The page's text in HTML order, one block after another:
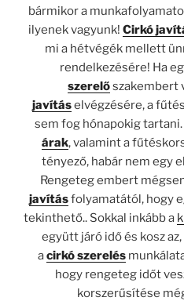
bármikor a
ilyenek vagyunk! Cirkó
mi a hétvégék mellett
rendelkezésére! Ha
szerelőszakembert
javításelvégzésére, a
sem fog hónapokig tartani.
árak, valamint a
tényező, habár nem egy
Rengeteg embert
javításfolyamatától, hogy
tekinthető.. Sokkal inkább a
együtt járó idő és kosz
acirkó szerelés
hogy rengeteg időt
korszerűsítése